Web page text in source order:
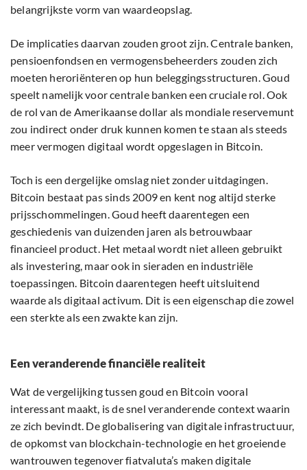
belangrijkste vorm van waardeopslag.
De implicaties daarvan zouden groot zijn. Centrale banken,
pensioenfondsen en vermogensbeheerders zouden zich
moeten heroriënteren op hun beleggingsstructuren. Goud
speelt namelijk voor centrale banken een cruciale rol. Ook
de rol van de Amerikaanse dollar als mondiale reservemunt
zou indirect onder druk kunnen komen te staan als steeds
meer vermogen digitaal wordt opgeslagen in Bitcoin.
Toch is een dergelijke omslag niet zonder uitdagingen.
Bitcoin bestaat pas sinds 2009 en kent nog altijd sterke
prijsschommelingen. Goud heeft daarentegen een
geschiedenis van duizenden jaren als betrouwbaar
financieel product. Het metaal wordt niet alleen gebruikt
als investering, maar ook in sieraden en industriële
toepassingen. Bitcoin daarentegen heeft uitsluitend
waarde als digitaal activum. Dit is een eigenschap die zowel
een sterkte als een zwakte kan zijn.
Een veranderende financiële realiteit
Wat de vergelijking tussen goud en Bitcoin vooral
interessant maakt, is de snel veranderende context waarin
ze zich bevindt. De globalisering van digitale infrastructuur,
de opkomst van blockchain-technologie en het groeiende
wantrouwen tegenover fiatvaluta’s maken digitale